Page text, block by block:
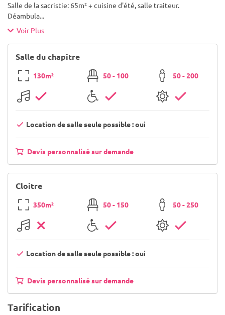
Salle de la sacristie: 65m² + cuisine d'été, salle traiteur.
Déambula...
Voir Plus
Salle du chapitre
130m² 50 - 100 50 - 200
Location de salle seule possible : oui
Devis personnalisé sur demande
Cloitre
350m² 50 - 150 50 - 250
Location de salle seule possible : oui
Devis personnalisé sur demande
Tarification